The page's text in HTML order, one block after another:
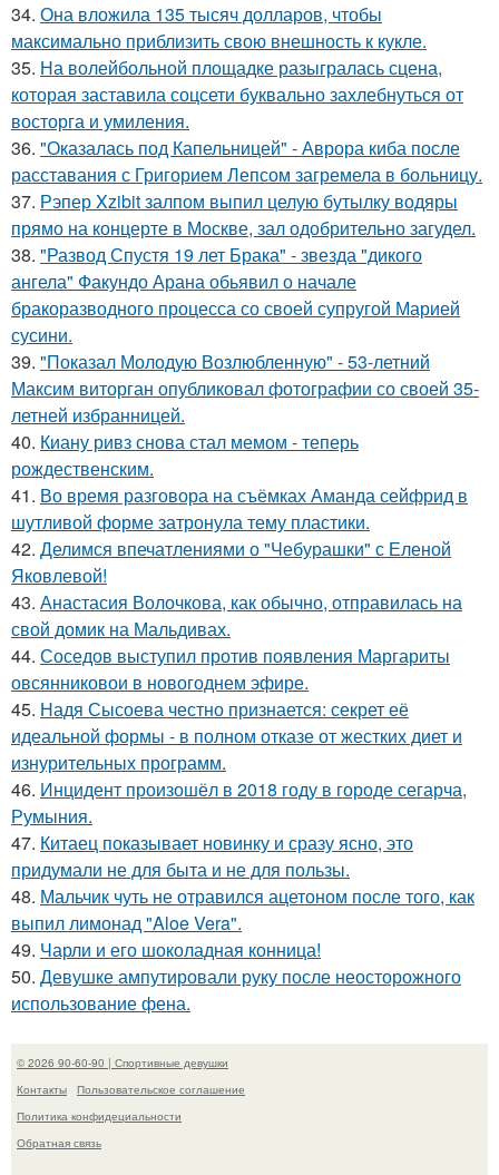
34. Она вложила 135 тысяч долларов, чтобы
максимально приблизить свою внешность к кукле.
35. На волейбольной площадке разыгралась сцена,
которая заставила соцсети буквально захлебнуться от
восторга и умиления.
36. "Оказалась под Капельницей" - Аврора киба после
расставания с Григорием Лепсом загремела в больницу.
37. Рэпер Xzibit залпом выпил целую бутылку водяры
прямо на концерте в Москве, зал одобрительно загудел.
38. "Развод Спустя 19 лет Брака" - звезда "дикого
ангела" Факундо Арана обьявил о начале
бракоразводного процесса со своей супругой Марией
сусини.
39. "Показал Молодую Возлюбленную" - 53-летний
Максим виторган опубликовал фотографии со своей 35-
летней избранницей.
40. Киану ривз снова стал мемом - теперь
рождественским.
41. Во время разговора на съёмках Аманда сейфрид в
шутливой форме затронула тему пластики.
42. Делимся впечатлениями о "Чебурашки" с Еленой
Яковлевой!
43. Анастасия Волочкова, как обычно, отправилась на
свой домик на Мальдивах.
44. Соседов выступил против появления Маргариты
овсянниковои в новогоднем эфире.
45. Надя Сысоева честно признается: секрет её
идеальной формы - в полном отказе от жестких диет и
изнурительных программ.
46. Инцидент произошёл в 2018 году в городе сегарча,
Румыния.
47. Китаец показывает новинку и сразу ясно, это
придумали не для быта и не для пользы.
48. Мальчик чуть не отравился ацетоном после того, как
выпил лимонад "Aloe Vera".
49. Чарли и его шоколадная конница!
50. Девушке ампутировали руку после неосторожного
использование фена.
© 2026 90-60-90 | Спортивные девушки
Контакты
Пользовательское соглашение
Политика конфидециальности
Обратная связь